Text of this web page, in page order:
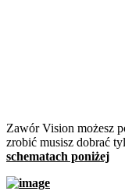
Zawór Vision możesz
zrobić musisz dobrać
schematach poniżej